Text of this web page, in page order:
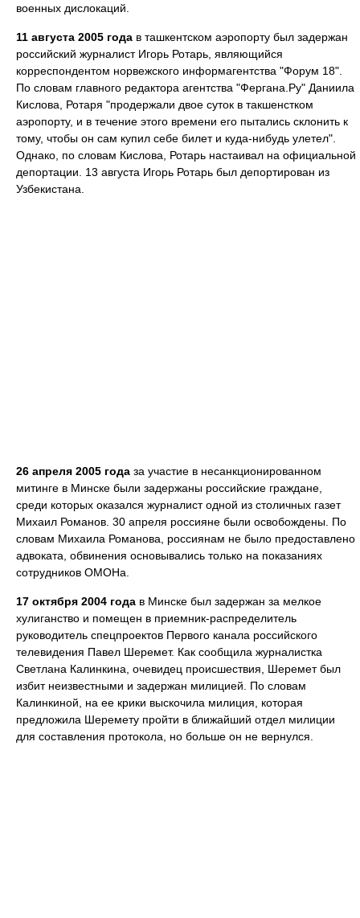
военных дислокаций.
11 августа 2005 года в ташкентском аэропорту был задержан
российский журналист Игорь Ротарь, являющийся
корреспондентом норвежского информагентства "Форум 18".
По словам главного редактора агентства "Фергана.Ру" Даниила
Кислова, Ротаря "продержали двое суток в такшенстком
аэропорту, и в течение этого времени его пытались склонить к
тому, чтобы он сам купил себе билет и куда-нибудь улетел".
Однако, по словам Кислова, Ротарь настаивал на официальной
депортации. 13 августа Игорь Ротарь был депортирован из
Узбекистана.
26 апреля 2005 года за участие в несанкционированном
митинге в Минске были задержаны российские граждане,
среди которых оказался журналист одной из столичных газет
Михаил Романов. 30 апреля россияне были освобождены. По
словам Михаила Романова, россиянам не было предоставлено
адвоката, обвинения основывались только на показаниях
сотрудников ОМОНа.
17 октября 2004 года в Минске был задержан за мелкое
хулиганство и помещен в приемник-распределитель
руководитель спецпроектов Первого канала российского
телевидения Павел Шеремет. Как сообщила журналистка
Светлана Калинкина, очевидец происшествия, Шеремет был
избит неизвестными и задержан милицией. По словам
Калинкиной, на ее крики выскочила милиция, которая
предложила Шеремету пройти в ближайший отдел милиции
для составления протокола, но больше он не вернулся.